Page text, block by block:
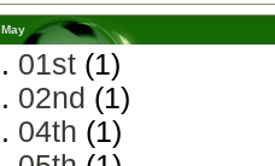
May
. 01st (1)
. 02nd (1)
. 04th (1)